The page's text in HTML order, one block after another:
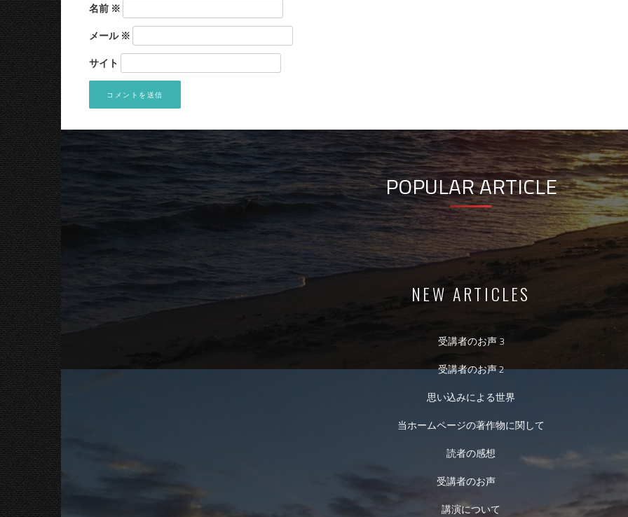
名前 ※
メール※
サイト
POPULAR ARTICLE
NEW ARTICLES
受講者のお声 3
受講者のお声 2
思い込みによる世界
当ホームページの著作物に関して
読者の感想
受講者のお声
講演について